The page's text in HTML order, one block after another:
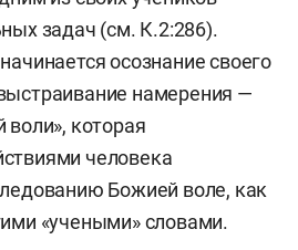
задач (см. К.2:286).
осознание своего
намерения —
воли», которая
человека
Божией воле, как
«учеными» словами.